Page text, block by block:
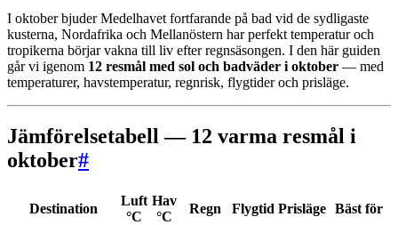
I oktober bjuder Medelhavet fortfarande på bad vid de sydligaste
kusterna, Nordafrika och Mellanöstern har perfekt temperatur och
tropikerna börjar vakna till liv efter regnsäsongen. I den här guiden
går vi igenom 12 resmål med sol och badväder i oktober — med
temperaturer, havstemperatur, regnrisk, flygtider och prisläge.
Jämförelsetabell — 12 varma resmål i
oktober#
Destination
Luft
°C
Hav
°C
Regn Flygtid Prisläge Bäst för